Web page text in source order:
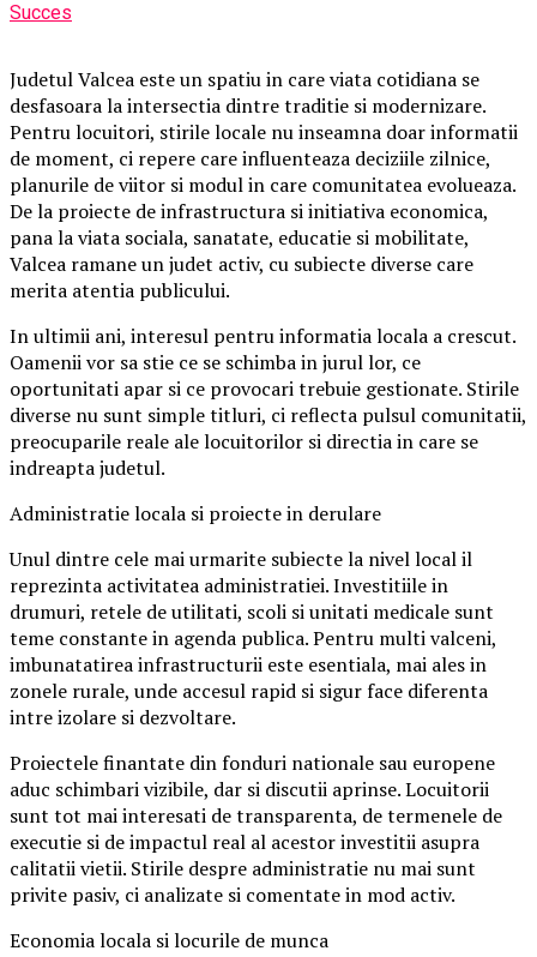
Succes
Judetul Valcea este un spatiu in care viata cotidiana se
desfasoara la intersectia dintre traditie si modernizare.
Pentru locuitori, stirile locale nu inseamna doar informatii
de moment, ci repere care influenteaza deciziile zilnice,
planurile de viitor si modul in care comunitatea evolueaza.
De la proiecte de infrastructura si initiativa economica,
pana la viata sociala, sanatate, educatie si mobilitate,
Valcea ramane un judet activ, cu subiecte diverse care
merita atentia publicului.
In ultimii ani, interesul pentru informatia locala a crescut.
Oamenii vor sa stie ce se schimba in jurul lor, ce
oportunitati apar si ce provocari trebuie gestionate. Stirile
diverse nu sunt simple titluri, ci reflecta pulsul comunitatii,
preocuparile reale ale locuitorilor si directia in care se
indreapta judetul.
Administratie locala si proiecte in derulare
Unul dintre cele mai urmarite subiecte la nivel local il
reprezinta activitatea administratiei. Investitiile in
drumuri, retele de utilitati, scoli si unitati medicale sunt
teme constante in agenda publica. Pentru multi valceni,
imbunatatirea infrastructurii este esentiala, mai ales in
zonele rurale, unde accesul rapid si sigur face diferenta
intre izolare si dezvoltare.
Proiectele finantate din fonduri nationale sau europene
aduc schimbari vizibile, dar si discutii aprinse. Locuitorii
sunt tot mai interesati de transparenta, de termenele de
executie si de impactul real al acestor investitii asupra
calitatii vietii. Stirile despre administratie nu mai sunt
privite pasiv, ci analizate si comentate in mod activ.
Economia locala si locurile de munca